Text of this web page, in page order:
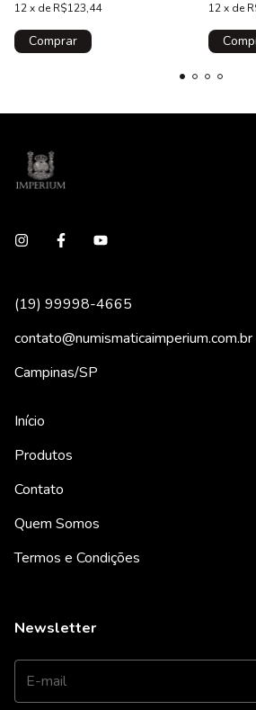
12x de R$123,44
1.1 g,
12x de
(19) 99998-4665
contato@numismaticaimperium.com.br
Campinas/SP
Início
Produtos
Contato
Quem Somos
Termos e Condições
Newsletter